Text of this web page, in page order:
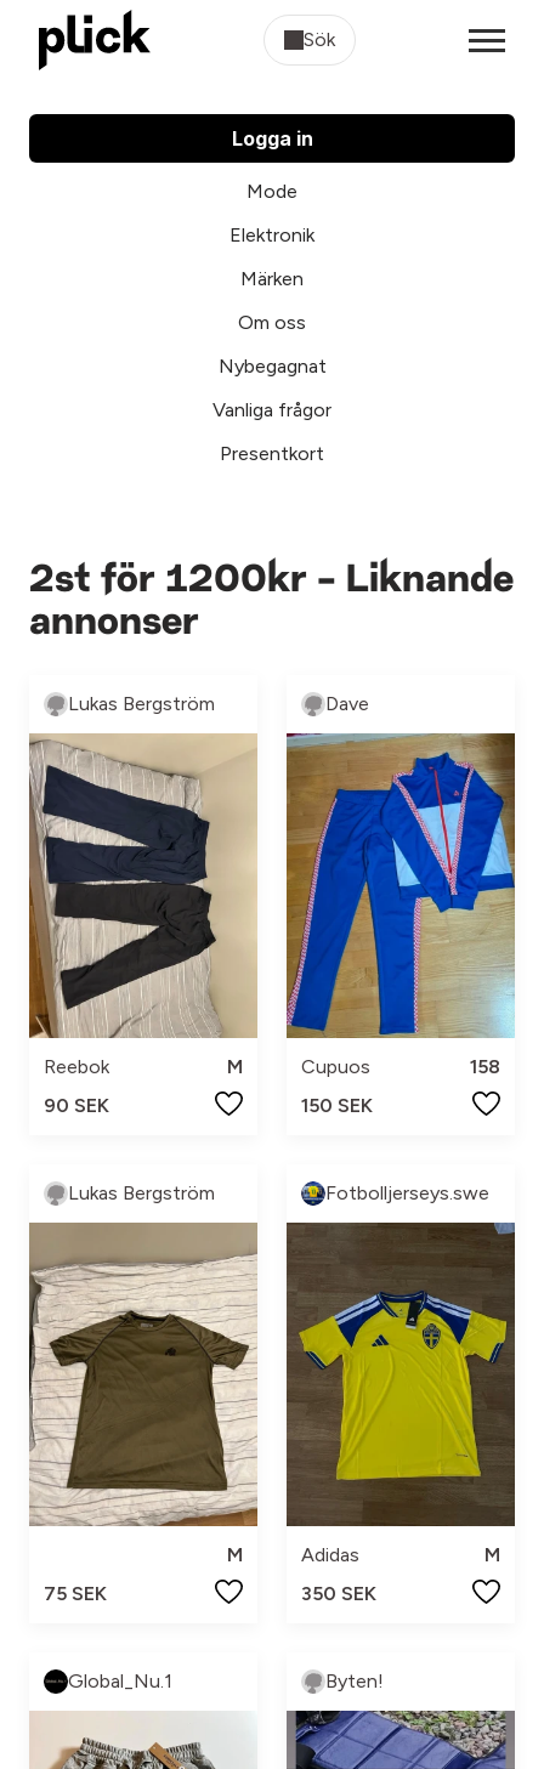
Sök
Logga in
Mode
Elektronik
Märken
Om oss
Nybegagnat
Vanliga frågor
Presentkort
2st för 1200kr - Liknande
annonser
Lukas Bergström
Reebok
M
90 SEK
Dave
Cupuos
158
150 SEK
Lukas Bergström
M
75 SEK
Fotbolljerseys.swe
Adidas
M
350 SEK
Global_Nu.1 Byten!